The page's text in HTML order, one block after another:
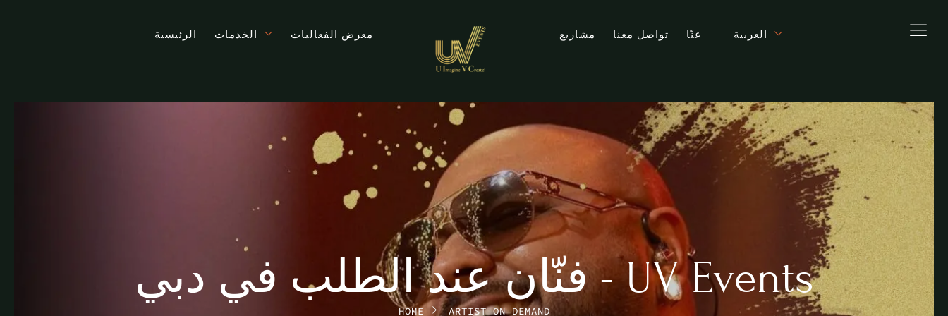
الرئيسية الخدمات معرض الفعاليات مشاريع تواصل معنا عنّا العربية
فنّان عند الطلب في دبي - UV Events
HOME ARTIST ON DEMAND